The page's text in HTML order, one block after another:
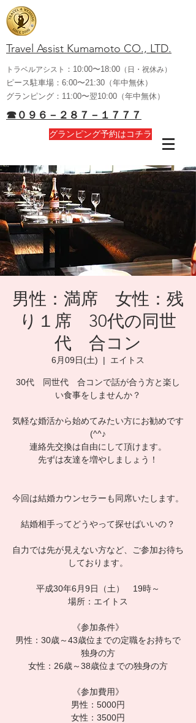
Travel Assist Kumamoto CO., LTD.
トラベルアシスト ：10:00〜18:00 （日・祝休み）
ピース駐車場：6:00〜21:30（年中無休）
グランピング：11:00〜翌10:00（年中無休）
☎０９６－２８７－１７７７
グランピング予約はコチラ
男性：満席 女性：残
り１席 30代の同世
代 合コン
6月09日(土)
  |
エイトス
30代 同世代 合コンで話が合う方と楽し
い食事をしませんか？
気軽な婚活から始めてみたい方にお勧めです
(^^♪
連絡先交換は自由にして頂けます。
先ずは友達を増やしましょう！
今回は結婚カウンセラーも同席いたします。
結婚相手ってどうやって探せばいいの？
自力では先が見えない方など、ご参加お待ち
しております。
平成30年6月9日（土） 19時～
場所：エイトス
《参加条件》
男性：30歳～43歳位までの定職をお持ちで
独身の方
女性：26歳～38歳位までの独身の方
《参加費用》
男性：5000円
女性：3500円